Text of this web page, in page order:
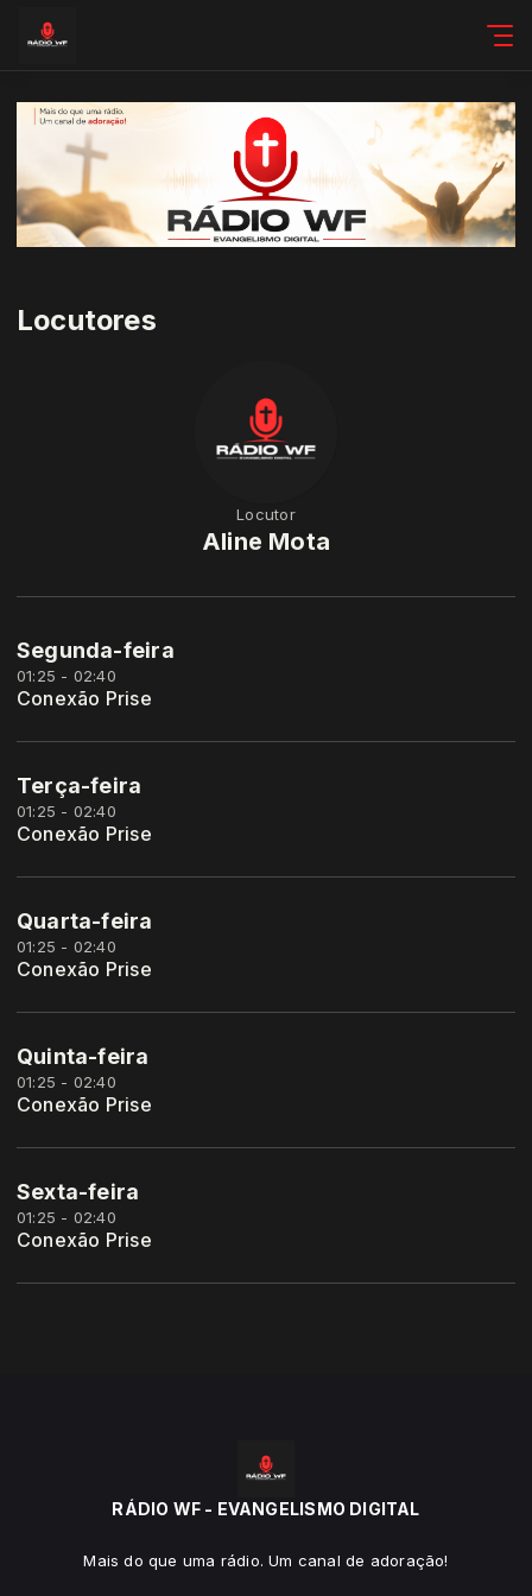
Locutores
Locutor
Aline Mota
Segunda-feira
01:25 - 02:40
Conexão Prise
Terça-feira
01:25 - 02:40
Conexão Prise
Quarta-feira
01:25 - 02:40
Conexão Prise
Quinta-feira
01:25 - 02:40
Conexão Prise
Sexta-feira
01:25 - 02:40
Conexão Prise
RÁDIO WF - EVANGELISMO DIGITAL
Mais do que uma rádio. Um canal de adoração!